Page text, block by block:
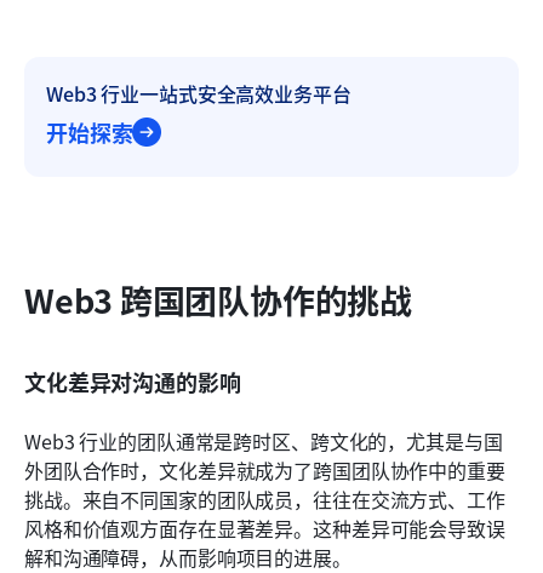
Web3 行业一站式安全高效业务平台
开始探索
Web3 跨国团队协作的挑战
文化差异对沟通的影响
Web3 行业的团队通常是跨时区、跨文化的，尤其是与国
外团队合作时，文化差异就成为了跨国团队协作中的重要
挑战。来自不同国家的团队成员，往往在交流方式、工作
风格和价值观方面存在显著差异。这种差异可能会导致误
解和沟通障碍，从而影响项目的进展。